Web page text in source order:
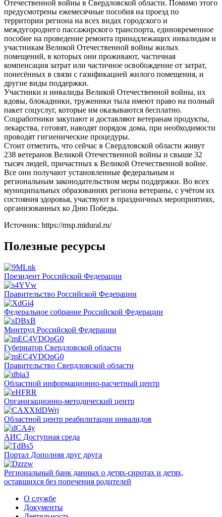
Отечественной войны в Свердловской области. Помимо этого
предусмотрены ежемесячные пособия на проезд по
территории региона на всех видах городского и
междугороднего пассажирского транспорта, единовременное
пособие на проведение ремонта принадлежащих инвалидам и
участникам Великой Отечественной войны жилых
помещений, в которых они проживают, частичная
компенсация затрат или частичное освобождение от затрат,
понесённых в связи с газификацией жилого помещения, и
другие виды поддержки.
Участники и инвалиды Великой Отечественной войны, их
вдовы, блокадники, труженики тыла имеют право на полный
пакет соцуслуг, которые им оказываются бесплатно.
Соцработники закупают и доставляют ветеранам продукты,
лекарства, готовят, наводят порядок дома, при необходимости
проводят гигиенические процедуры.
Стоит отметить, что сейчас в Свердловской области живут
238 ветеранов Великой Отечественной войны и свыше 32
тысяч людей, причастных к Великой Отечественной войне.
Все они получают установленные федеральным и
региональным законодательством меры поддержки. Во всех
муниципальных образованиях региона ветераны, с учётом их
состояния здоровья, участвуют в праздничных мероприятиях,
организованных ко Дню Победы.
Источник: https://msp.midural.ru/
Полезные ресурсы
Президент Российской Федерации
Правительство Российской Федерации
Федеральное собрание Российской Федерации
Минтруд Российской Федерации
Губернатор Свердловской области
Правительство Свердловской области
Областной информационно-расчетный центр
Организационно-методический центр
Областной центр реабилитации инвалидов
АИС Доступная среда
Портал Дополняя друг друга
Региональный банк данных о детях-сиротах и детях,
оставшихся без попечения родителей
О службе
Документы